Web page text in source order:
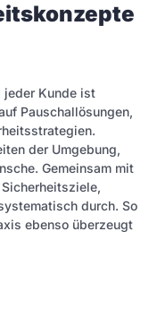
jeder Kunde ist
Pauschallösungen,
der Umgebung,
Gemeinsam mit
durch. So
ebenso überzeugt